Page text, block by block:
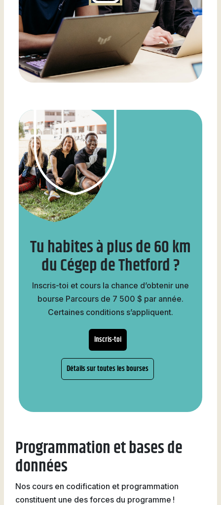
Tu habites à plus de 60 km
du Cégep de Thetford ?
Inscris-toi et cours la chance d’obtenir une
bourse Parcours de 7 500 $ par année.
Certaines conditions s’appliquent.
Inscris-toi
Détails sur toutes les bourses
Programmation et bases de
données
Nos cours en codification et programmation
constituent une des forces du programme !